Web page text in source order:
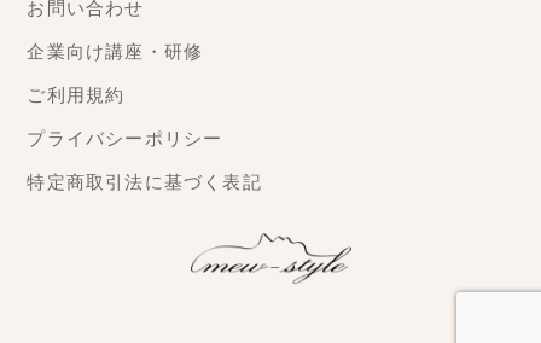
お問い合わせ
企業向け講座・研修
ご利用規約
プライバシーポリシー
特定商取引法に基づく表記